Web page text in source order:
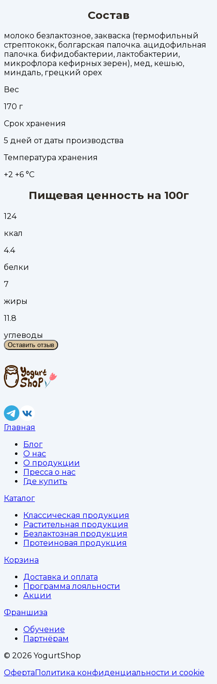
Состав
молоко безлактозное, закваска (термофильный
стрептококк, болгарская палочка. ацидофильная
палочка. бифидобактерии, лактобактерии,
микрофлора кефирных зерен), мед, кешью,
миндаль, грецкий орех
Вес
170 г
Срок хранения
5 дней от даты производства
Температура хранения
+2 +6 °С
Пищевая ценность на 100г
124
ккал
4.4
белки
7
жиры
11.8
углеводы
Оставить отзыв
Главная
Блог
О нас
О продукции
Пресса о нас
Где купить
Каталог
Классическая продукция
Растительная продукция
Безлактозная продукция
Протеиновая продукция
Корзина
Доставка и оплата
Программа лояльности
Акции
Франшиза
Обучение
Партнёрам
© 2026 YogurtShop
ОфертаПолитика конфиденциальности и cookie